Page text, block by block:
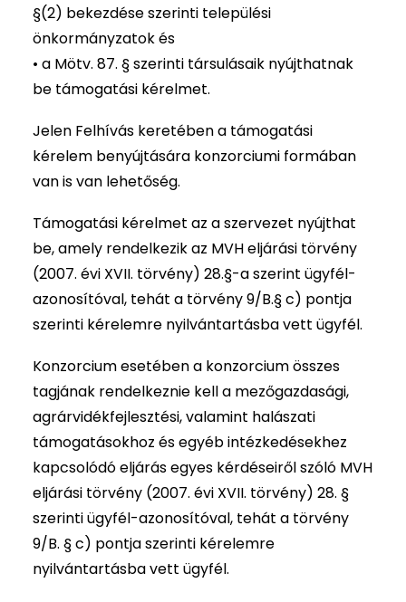
§(2) bekezdése szerinti települési
önkormányzatok és
• a Mötv. 87. § szerinti társulásaik nyújthatnak
be támogatási kérelmet.
Jelen Felhívás keretében a támogatási
kérelem benyújtására konzorciumi formában
van is van lehetőség.
Támogatási kérelmet az a szervezet nyújthat
be, amely rendelkezik az MVH eljárási törvény
(2007. évi XVII. törvény) 28.§-a szerint ügyfél-
azonosítóval, tehát a törvény 9/B.§ c) pontja
szerinti kérelemre nyilvántartásba vett ügyfél.
Konzorcium esetében a konzorcium összes
tagjának rendelkeznie kell a mezőgazdasági,
agrárvidékfejlesztési, valamint halászati
támogatásokhoz és egyéb intézkedésekhez
kapcsolódó eljárás egyes kérdéseiről szóló MVH
eljárási törvény (2007. évi XVII. törvény) 28. §
szerinti ügyfél-azonosítóval, tehát a törvény
9/B. § c) pontja szerinti kérelemre
nyilvántartásba vett ügyfél.